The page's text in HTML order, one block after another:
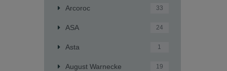
Arcoroc 33
ASA 24
Asta 1
August Warnecke 19